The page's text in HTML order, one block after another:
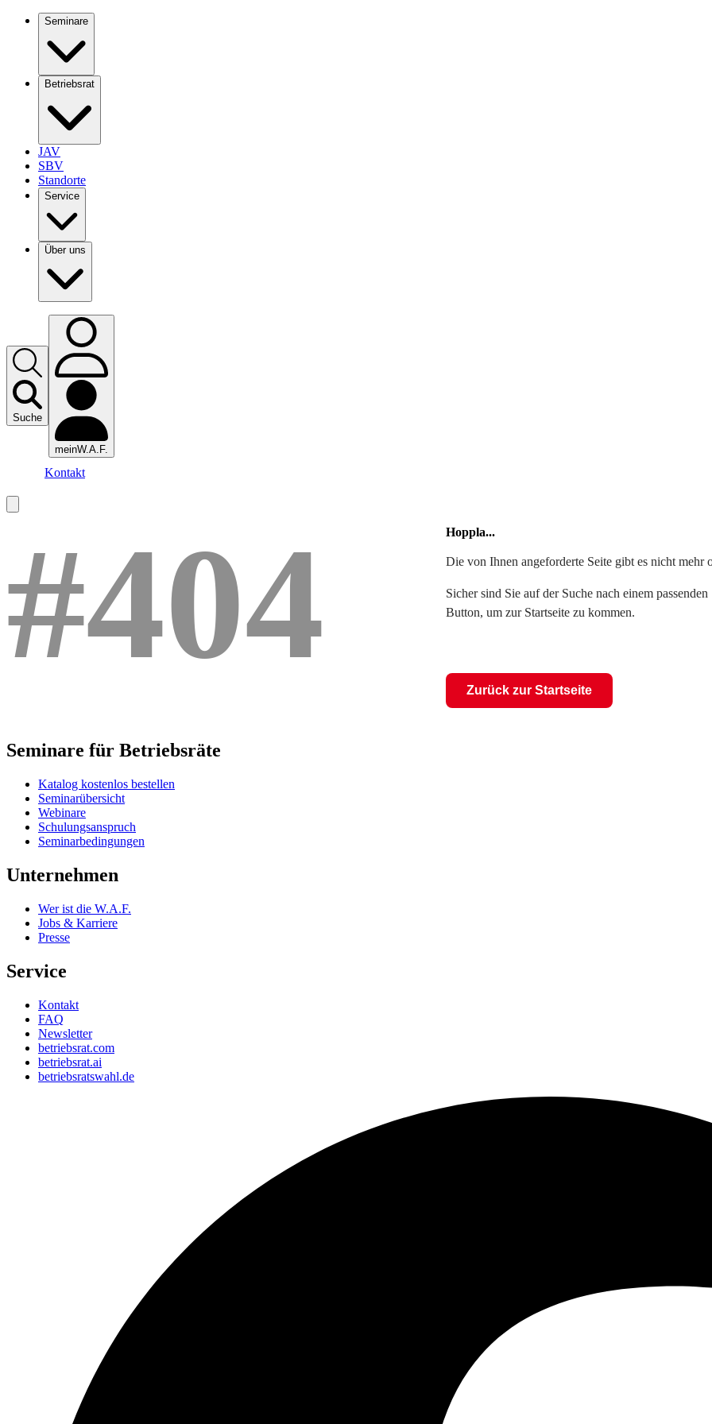
Seminare
Betriebsrat
JAV
SBV
Standorte
Service
Über uns
Suche
meinW.A.F.
Kontakt
#404 Hoppla...
Die von Ihnen angeforderte Seite gibt es nicht mehr
Sicher sind Sie auf der Suche nach einem
Button, um zur Startseite zu kommen.
Zurück zur Startseite
Seminare für Betriebsräte
Katalog kostenlos bestellen
Seminarübersicht
Webinare
Schulungsanspruch
Seminarbedingungen
Unternehmen
Wer ist die W.A.F.
Jobs & Karriere
Presse
Service
Kontakt
FAQ
Newsletter
betriebsrat.com
betriebsrat.ai
betriebsratswahl.de